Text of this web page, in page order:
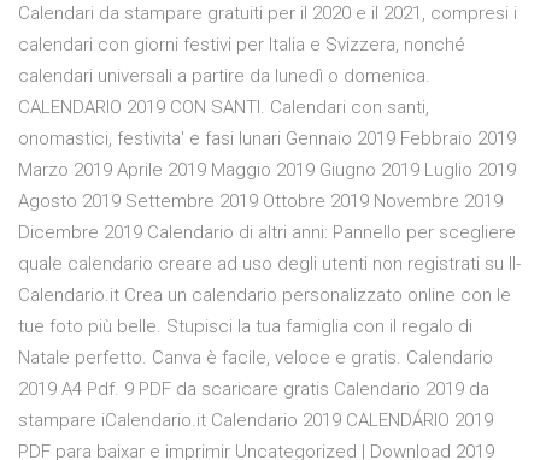
Calendari da stampare gratuiti per il 2020 e il 2021, compresi i
calendari con giorni festivi per Italia e Svizzera, nonché
calendari universali a partire da lunedì o domenica.
CALENDARIO 2019 CON SANTI. Calendari con santi,
onomastici, festivita' e fasi lunari Gennaio 2019 Febbraio 2019
Marzo 2019 Aprile 2019 Maggio 2019 Giugno 2019 Luglio 2019
Agosto 2019 Settembre 2019 Ottobre 2019 Novembre 2019
Dicembre 2019 Calendario di altri anni: Pannello per scegliere
quale calendario creare ad uso degli utenti non registrati su Il-
Calendario.it Crea un calendario personalizzato online con le
tue foto più belle. Stupisci la tua famiglia con il regalo di
Natale perfetto. Canva è facile, veloce e gratis. Calendario
2019 A4 Pdf. 9 PDF da scaricare gratis Calendario 2019 da
stampare iCalendario.it Calendario 2019 CALENDÁRIO 2019
PDF para baixar e imprimir Uncategorized | Download 2019